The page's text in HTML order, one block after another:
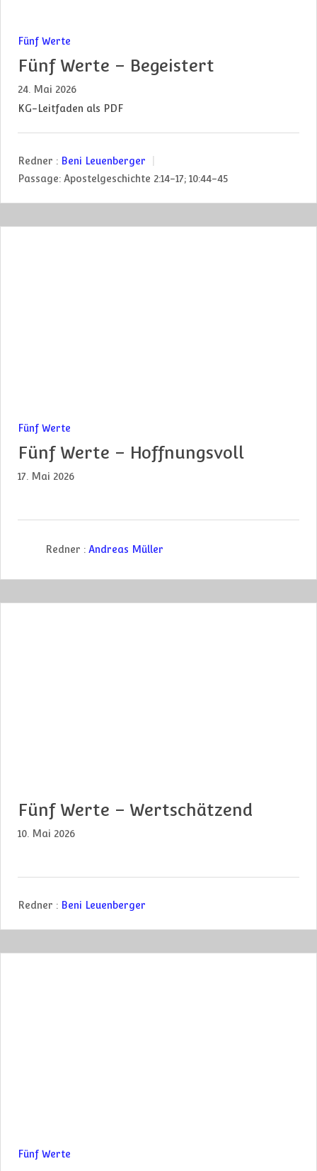
Fünf Werte
Fünf Werte – Begeistert
24. Mai 2026
KG-Leitfaden als PDF
Redner : Beni Leuenberger
Passage: Apostelgeschichte 2:14-17; 10:44-45
Fünf Werte
Fünf Werte – Hoffnungsvoll
17. Mai 2026
Redner : Andreas Müller
Fünf Werte – Wertschätzend
10. Mai 2026
Redner : Beni Leuenberger
Fünf Werte